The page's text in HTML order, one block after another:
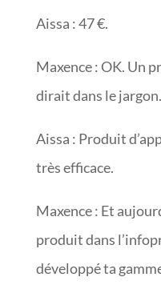
Aissa : 47 €.
Maxence : OK. Un
dirait dans le
Aissa : Produit
très efficace.
Maxence : Et
produit dans
développé ta